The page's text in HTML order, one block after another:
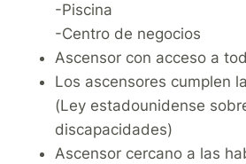
-Piscina
-Centro de negocios
Ascensor con acceso a
Los ascensores cumplen
(Ley estadounidense
discapacidades)
Ascensor cercano a las